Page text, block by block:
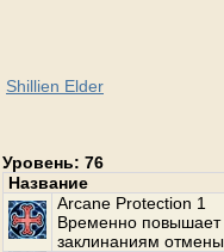
Shillien Elder
Уровень: 76
Название
Arcane Protection 1
Временно повышает
заклинаниям